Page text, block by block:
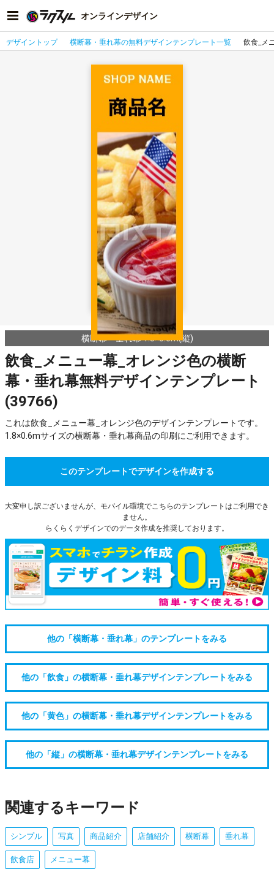
オンラインデザイン
デザイントップ 横断幕・垂れ幕の無料デザインテンプレート一覧 飲食_メ
横断幕・垂れ幕 1.8×0.6m(縦)
飲食_メニュー幕_オレンジ色の横断
幕・垂れ幕無料デザインテンプレート
(39766)
これは飲食_メニュー幕_オレンジ色のデザインテンプレートです。
1.8×0.6mサイズの横断幕・垂れ幕商品の印刷にご利用できます。
このテンプレートでデザインを作成する
大変申し訳ございませんが、モバイル環境でこちらのテンプレートはご利用でき
ません。
らくらくデザインでのデータ作成を推奨しております。
他の「横断幕・垂れ幕」のテンプレートをみる
他の「飲食」の横断幕・垂れ幕デザインテンプレートをみる
他の「黄色」の横断幕・垂れ幕デザインテンプレートをみる
他の「縦」の横断幕・垂れ幕デザインテンプレートをみる
関連するキーワード
シンプル 写真 商品紹介 店舗紹介 横断幕 垂れ幕
飲食店 メニュー幕